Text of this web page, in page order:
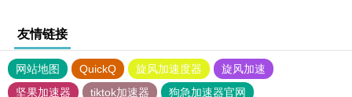
友情链接
网站地图 QuickQ 旋风加速度器
旋风加速
坚果加速器
tiktok加速器 狗急加速器官网